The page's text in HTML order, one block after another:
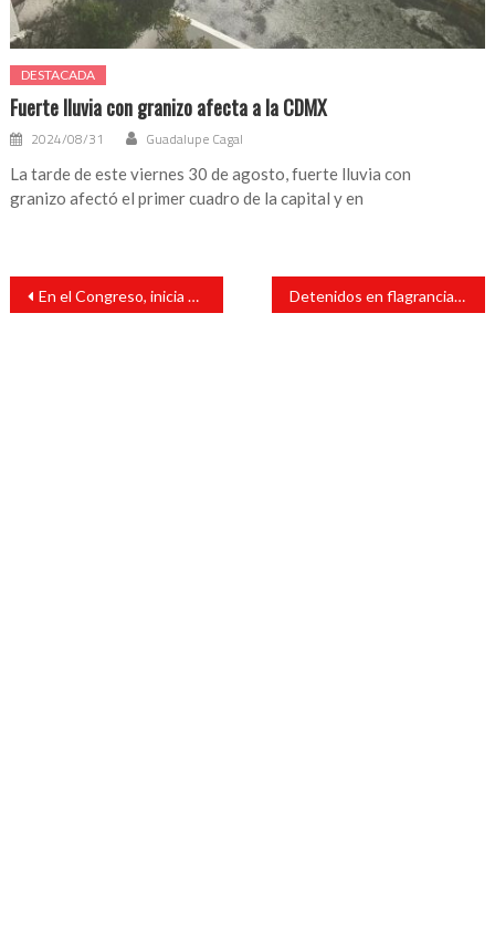
DESTACADA
Fuerte lluvia con granizo afecta a la CDMX
2024/08/31 Guadalupe Cagal
La tarde de este viernes 30 de agosto, fuerte lluvia con
granizo afectó el primer cuadro de la capital y en
Navegación
entradas
En el Congreso, inicia el XX Parlamento de la Juventud Veracruzana Detenidos en flagrancia presuntos asaltantes de banco en Xalapa